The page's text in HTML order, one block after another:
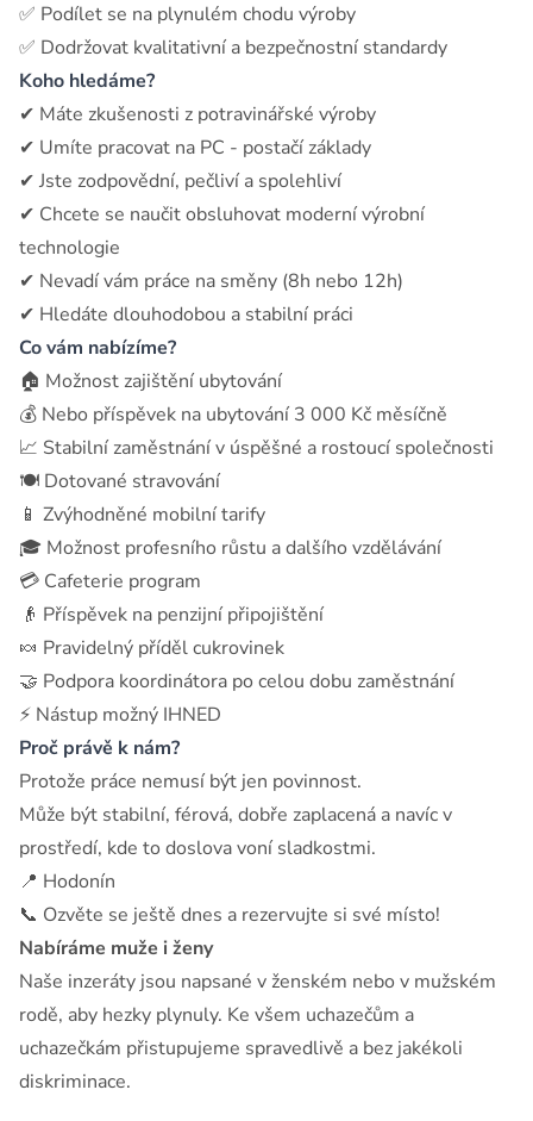
✅ Podílet se na plynulém chodu výroby
✅ Dodržovat kvalitativní a bezpečnostní standardy
Koho hledáme?
✔ Máte zkušenosti z potravinářské výroby
✔ Umíte pracovat na PC - postačí základy
✔ Jste zodpovědní, pečliví a spolehliví
✔ Chcete se naučit obsluhovat moderní výrobní
technologie
✔ Nevadí vám práce na směny (8h nebo 12h)
✔ Hledáte dlouhodobou a stabilní práci
Co vám nabízíme?
🏠 Možnost zajištění ubytování
💰 Nebo příspěvek na ubytování 3 000 Kč měsíčně
📈 Stabilní zaměstnání v úspěšné a rostoucí společnosti
🍽 Dotované stravování
📱 Zvýhodněné mobilní tarify
🎓 Možnost profesního růstu a dalšího vzdělávání
💳 Cafeterie program
👴 Příspěvek na penzijní připojištění
🍬 Pravidelný příděl cukrovinek
🤝 Podpora koordinátora po celou dobu zaměstnání
⚡ Nástup možný IHNED
Proč právě k nám?
Protože práce nemusí být jen povinnost.
Může být stabilní, férová, dobře zaplacená a navíc v
prostředí, kde to doslova voní sladkostmi.
📍 Hodonín
📞 Ozvěte se ještě dnes a rezervujte si své místo!
Nabíráme muže i ženy
Naše inzeráty jsou napsané v ženském nebo v mužském
rodě, aby hezky plynuly. Ke všem uchazečům a
uchazečkám přistupujeme spravedlivě a bez jakékoli
diskriminace.